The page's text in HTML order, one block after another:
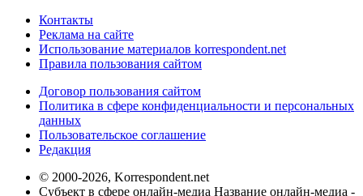
Контакты
Реклама на сайте
Использование материалов korrespondent.net
Правила пользования сайтом
Договор пользования сайтом
Политика в сфере конфиденциальности и персональных
данных
Пользовательское соглашение
Редакция
© 2000-2026, Korrespondent.net
Субъект в сфере онлайн-медиа Название онлайн-медиа -